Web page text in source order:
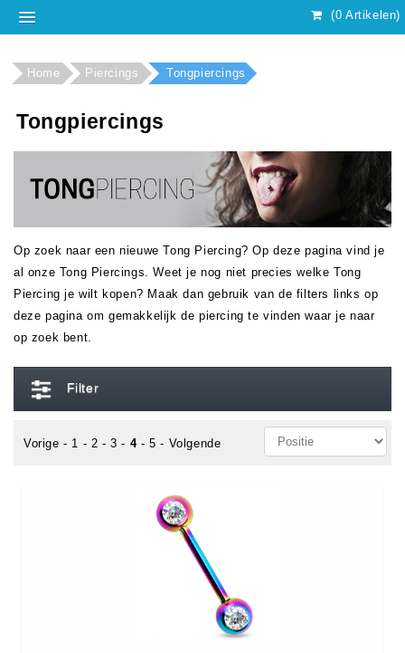
(0 Artikelen)
Home Piercings Tongpiercings
Tongpiercings
Op zoek naar een nieuwe Tong Piercing? Op deze pagina vind je
al onze Tong Piercings. Weet je nog niet precies welke Tong
Piercing je wilt kopen? Maak dan gebruik van de filters links op
deze pagina om gemakkelijk de piercing te vinden waar je naar
op zoek bent.
Filter
Vorige - 1 - 2 -3 - 4-5 - Volgende